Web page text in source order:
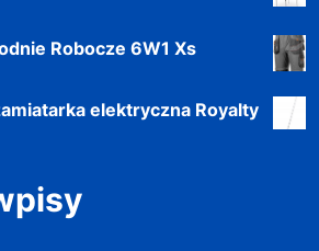
Robocze 6W1 Xs
elektryczna Royalty